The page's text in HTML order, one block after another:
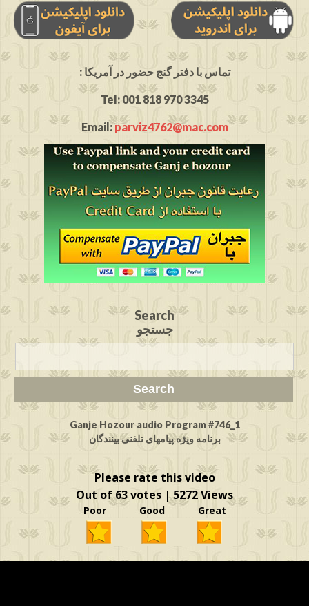
: تماس با دفتر گنج حضور در آمریکا
Tel: 001 818 970 3345
Email:parviz4762@mac.com
Search
جستجو
Ganje Hozour audio Program #746_1
برنامه ویژه پیامهای تلفنی بینندگان
Please rate this video
Out of 63 votes | 5272 Views
Poor Good Great